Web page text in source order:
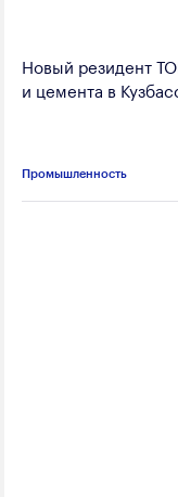
Новый резидент
и цемента в
Промышленность